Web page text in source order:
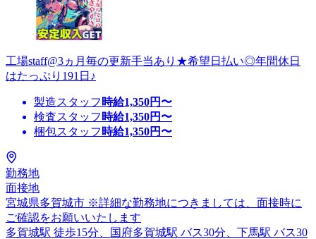
工場staff@3ヵ月毎の更新手当あり★希望日払い◎年間休日
はたっぷり191日♪
製造スタッフ 時給1,350円〜
検査スタッフ 時給1,350円〜
梱包スタッフ 時給1,350円〜
勤務地
面接地
宮城県多賀城市 ※詳細な勤務地につきましては、面接時に
ご確認をお願いいたします
多賀城駅 徒歩15分、国府多賀城駅 バス30分、下馬駅 バス30